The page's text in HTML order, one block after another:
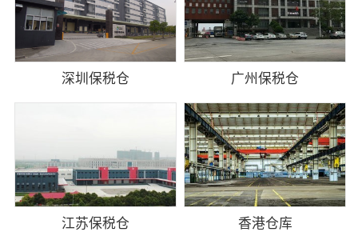
深圳保税仓 广州保税仓
江苏保税仓 香港仓库